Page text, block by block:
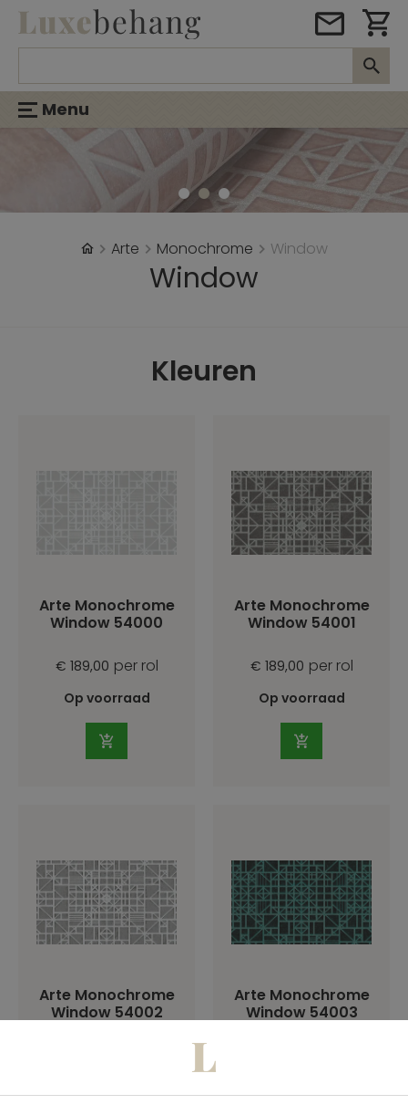
Menu
Arte Monochrome Window
Window
Kleuren
Arte Monochrome
Window 54000
€ 189,00 per rol
Op voorraad
Arte Monochrome
Window 54001
€ 189,00 per rol
Op voorraad
Arte Monochrome
Window 54002
Arte Monochrome
Window 54003